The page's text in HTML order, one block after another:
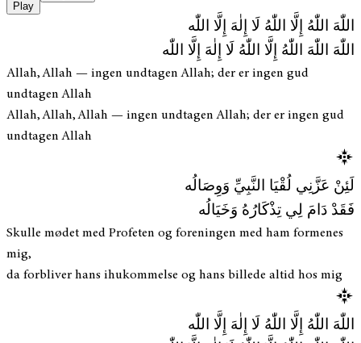
Play
اللّٰهَ اللّٰهُ إِلَّا اللّٰهُ لَا إِلٰهَ إِلَّا اللّٰه
اللّٰهَ اللّٰهَ اللّٰهُ إِلَّا اللّٰهُ لَا إِلٰهَ إِلَّا اللّٰه
Allah, Allah — ingen undtagen Allah; der er ingen gud
undtagen Allah
Allah, Allah, Allah — ingen undtagen Allah; der er ingen gud
undtagen Allah
لَئِنْ عَزَّنِي لُقْيَا النَّبِيِّ وَوِصَالُه
فَقَدْ دَامَ لِي تِذْكَارُهُ وَخَيَالُه
Skulle mødet med Profeten og foreningen med ham formenes
mig,
da forbliver hans ihukommelse og hans billede altid hos mig
اللّٰهَ اللّٰهُ إِلَّا اللّٰهُ لَا إِلٰهَ إِلَّا اللّٰه